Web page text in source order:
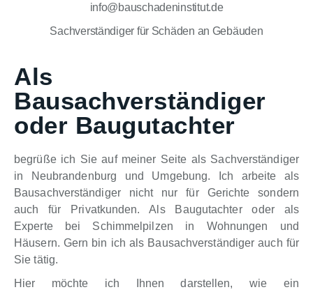
info@bauschadeninstitut.de
Sachverständiger für Schäden an Gebäuden
Als
Bausachverständiger
oder Baugutachter
begrüße ich Sie auf meiner Seite als Sachverständiger
in Neubrandenburg und Umgebung. Ich arbeite als
Bausachverständiger nicht nur für Gerichte sondern
auch für Privatkunden. Als Baugutachter oder als
Experte bei Schimmelpilzen in Wohnungen und
Häusern. Gern bin ich als Bausachverständiger auch für
Sie tätig.
Hier möchte ich Ihnen darstellen, wie ein